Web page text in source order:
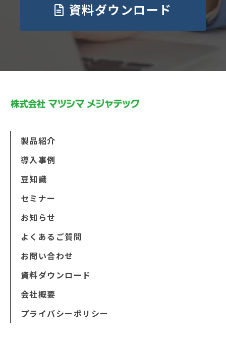
資料ダウンロード
製品紹介
導入事例
豆知識
セミナー
お知らせ
よくあるご質問
お問い合わせ
資料ダウンロード
会社概要
プライバシーポリシー